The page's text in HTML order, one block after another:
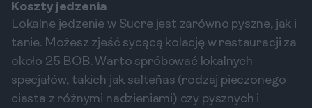
Koszty jedzenia
Lokalne jedzenie w Sucre jest zarówno pyszne, jak i
tanie. Możesz zjeść sycącą kolację w restauracji za
około 25 BOB. Warto spróbować lokalnych
specjałów, takich jak salteñas (rodzaj pieczonego
ciasta z różnymi nadzieniami) czy pysznych i